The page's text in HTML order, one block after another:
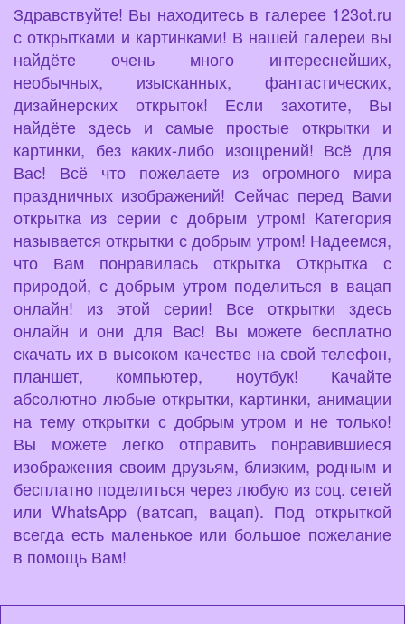
Здравствуйте! Вы находитесь в галерее 123ot.ru
с открытками и картинками! В нашей галереи вы
найдёте очень много интереснейших,
необычных, изысканных, фантастических,
дизайнерских открыток! Если захотите, Вы
найдёте здесь и самые простые открытки и
картинки, без каких-либо изощрений! Всё для
Вас! Всё что пожелаете из огромного мира
праздничных изображений! Сейчас перед Вами
открытка из серии с добрым утром! Категория
называется открытки с добрым утром! Надеемся,
что Вам понравилась открытка Открытка с
природой, с добрым утром поделиться в вацап
онлайн! из этой серии! Все открытки здесь
онлайн и они для Вас! Вы можете бесплатно
скачать их в высоком качестве на свой телефон,
планшет, компьютер, ноутбук! Качайте
абсолютно любые открытки, картинки, анимации
на тему открытки с добрым утром и не только!
Вы можете легко отправить понравившиеся
изображения своим друзьям, близким, родным и
бесплатно поделиться через любую из соц. сетей
или WhatsApp (ватсап, вацап). Под открыткой
всегда есть маленькое или большое пожелание
в помощь Вам!